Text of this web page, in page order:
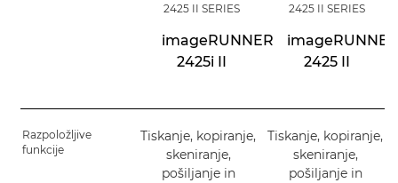
2425 II SERIES
imageRUNNER
2425i II
2425 II SERIES
imageRUNNER
2425 II
Razpoložljive
funkcije
Tiskanje, kopiranje,
skeniranje,
pošiljanje in
Tiskanje, kopiranje,
skeniranje,
pošiljanje in